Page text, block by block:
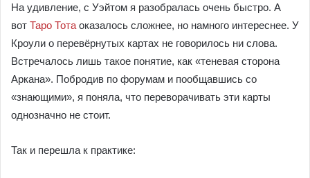
На удивление, с Уэйтом я разобралась очень быстро. А
вот Таро Тота оказалось сложнее, но намного интереснее. У
Кроули о перевёрнутых картах не говорилось ни слова.
Встречалось лишь такое понятие, как «теневая сторона
Аркана». Побродив по форумам и пообщавшись со
«знающими», я поняла, что переворачивать эти карты
однозначно не стоит.
Так и перешла к практике: